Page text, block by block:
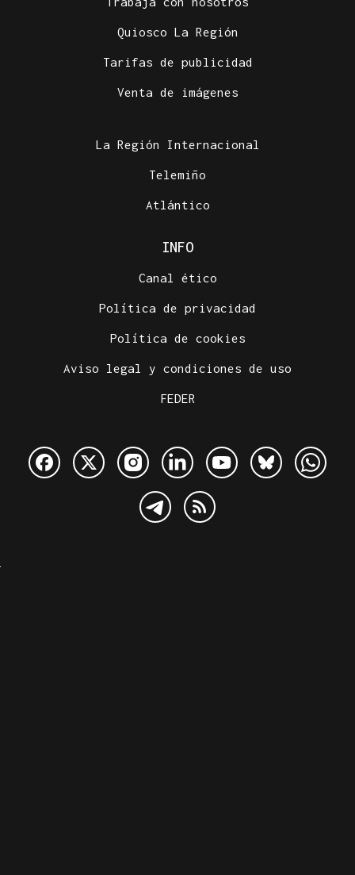
Quiosco La Región
Tarifas de publicidad
Venta de imágenes
La Región Internacional
Telemiño
Atlántico
INFO
Canal ético
Política de privacidad
Política de cookies
Aviso legal y condiciones de uso
FEDER